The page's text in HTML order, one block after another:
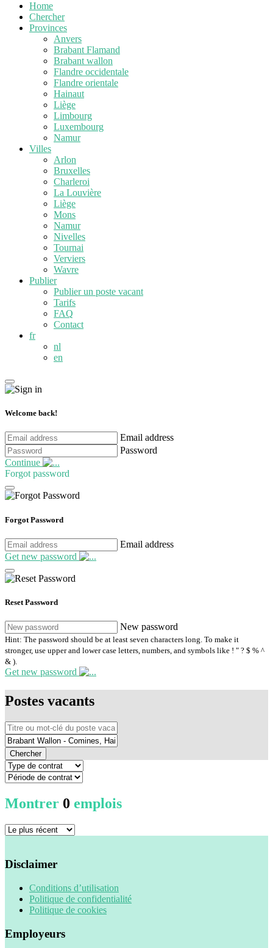
Home
Chercher
Provinces
Anvers
Brabant Flamand
Brabant wallon
Flandre occidentale
Flandre orientale
Hainaut
Liège
Limbourg
Luxembourg
Namur
Villes
Arlon
Bruxelles
Charleroi
La Louvière
Liège
Mons
Namur
Nivelles
Tournai
Verviers
Wavre
Publier
Publier un poste vacant
Tarifs
FAQ
Contact
fr
nl
en
Welcome back!
Email address
Password
Continue
Forgot password
Forgot Password
Email address
Get new password
Reset Password
New password
Hint: The password should be at least seven characters long. To make it
stronger, use upper and lower case letters, numbers, and symbols like ! " ? $ % ^
& ).
Get new password
Postes vacants
Chercher
Montrer 0 emplois
Disclaimer
Conditions d’utilisation
Politique de confidentialité
Politique de cookies
Employeurs